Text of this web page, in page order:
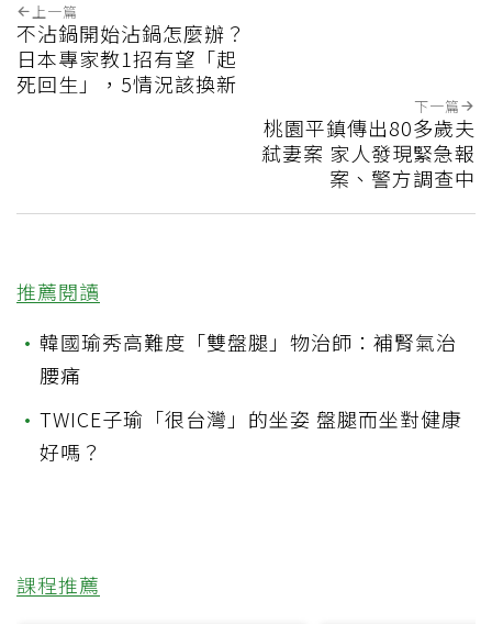
上一篇
不沾鍋開始沾鍋怎麼辦？
日本專家教1招有望「起
死回生」，5情況該換新
下一篇
桃園平鎮傳出80多歲夫
弒妻案 家人發現緊急報
案、警方調查中
推薦閱讀
• 韓國瑜秀高難度「雙盤腿」物治師：補腎氣治
腰痛
• TWICE子瑜「很台灣」的坐姿 盤腿而坐對健康
好嗎？
課程推薦